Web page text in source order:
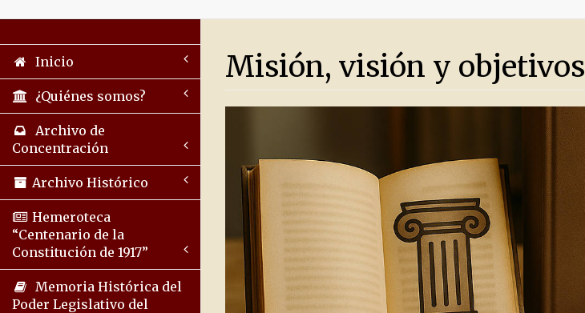
Inicio
¿Quiénes somos?
Archivo de
Concentración
Archivo Histórico
Hemeroteca
“Centenario de la
Constitución de 1917”
Memoria Histórica del
Poder Legislativo del
Misión, visión y objetivos